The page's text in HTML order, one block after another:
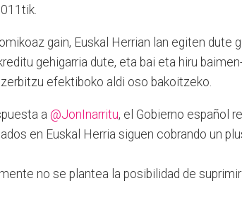
gain, Euskal Herrian lan egiten dute
gehigarria dute, eta bai eta hiru
efektiboko aldi oso bakoitzeko.
a @JonInarritu, el Gobierno español
en Euskal Herria siguen cobrando un
no se plantea la posibilidad de